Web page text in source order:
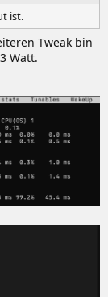
ist.
Tweak bin
Watt.